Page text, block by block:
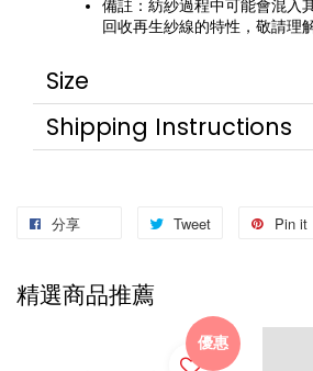
備註：紡紗過程中可能會混入
回收再生紗線的特性，敬請理解
Size
Shipping Instructions
分享 Tweet Pin it
精選商品推薦
優惠